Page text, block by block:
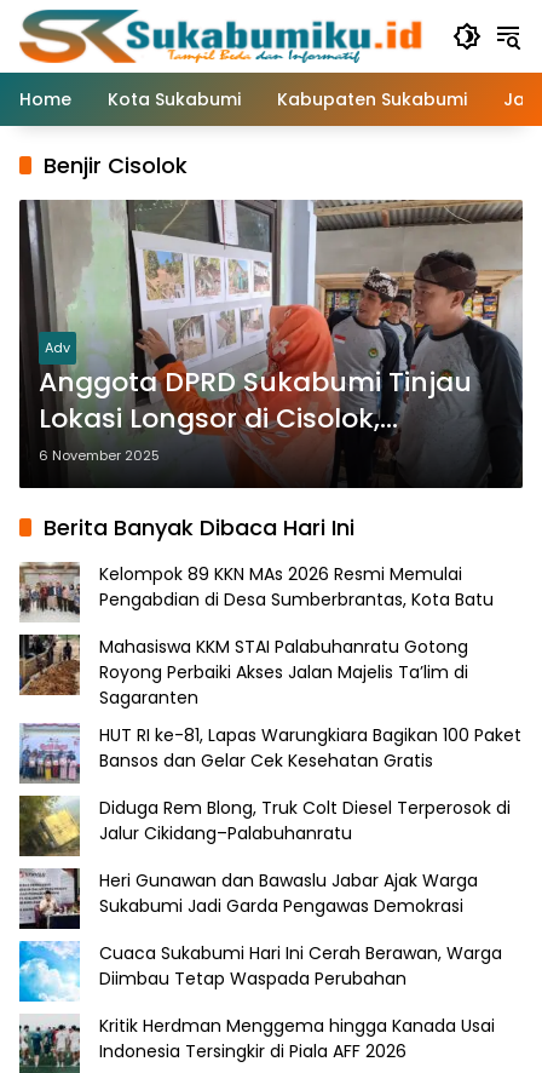
Langsung
konten
Home
Kota Sukabumi Kabupaten Sukabumi
Benjir Cisolok
Adv
Anggota DPRD Sukabumi Tinjau
Lokasi Longsor di Cisolok,
Salurkan Bantuan untuk Warga
6 November 2025
Berita Banyak Dibaca Hari Ini
Kelompok 89 KKN MAs 2026 Resmi Memulai
Pengabdian di Desa Sumberbrantas, Kota Batu
Mahasiswa KKM STAI Palabuhanratu Gotong
Royong Perbaiki Akses Jalan Majelis Ta’lim di
Sagaranten
HUT RI ke-81, Lapas Warungkiara Bagikan 100 Paket
Bansos dan Gelar Cek Kesehatan Gratis
Diduga Rem Blong, Truk Colt Diesel Terperosok di
Jalur Cikidang–Palabuhanratu
Heri Gunawan dan Bawaslu Jabar Ajak Warga
Sukabumi Jadi Garda Pengawas Demokrasi
Cuaca Sukabumi Hari Ini Cerah Berawan, Warga
Diimbau Tetap Waspada Perubahan
Kritik Herdman Menggema hingga Kanada Usai
Indonesia Tersingkir di Piala AFF 2026